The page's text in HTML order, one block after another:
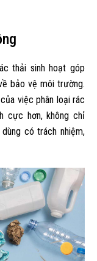
thải sinh hoạt góp
bảo vệ môi trường.
việc phân loại rác
cực hơn, không chỉ
có trách nhiệm,